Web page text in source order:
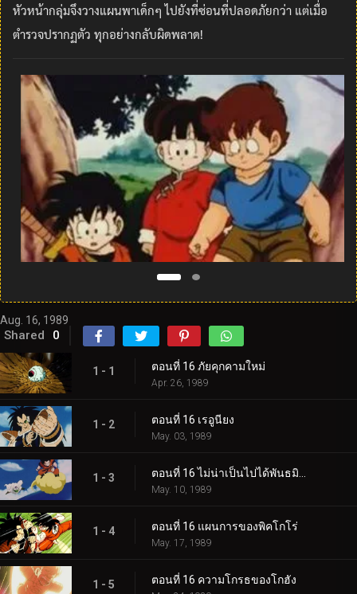
หัวหน้ากลุ่มจึงวางแผนพาเด็กๆ ไปยังที่ซ่อนที่ปลอดภัยกว่า แต่เมื่อ
ตำรวจปรากฏตัว ทุกอย่างกลับผิดพลาด!
Aug. 16, 1989
Shared 0
1 - 1 ตอนที่ 16 ภัยคุกคามใหม่
Apr. 26, 1989
1 - 2 ตอนที่ 16 เรอูนียง
May. 03, 1989
1 - 3
May. 10, 1989
1 - 4 ตอนที่ 16 แผนการของพิคโกโร่
May. 17, 1989
1 - 5 ตอนที่ 16 ความโกรธของโกฮัง